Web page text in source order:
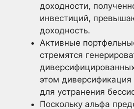
доходности,
инвестиций,
доходность.
Активные
стремятся
этом диверсификация
для устранения
Поскольку альфа